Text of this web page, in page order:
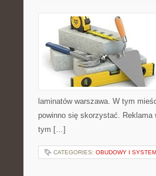
laminatów warszawa. W tym
powinno się skorzystać. Reklama
tym […]
CATEGORIES: OBUDOWY I